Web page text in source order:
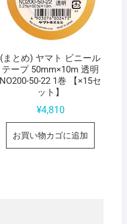
(まとめ) ヤマト ビニール
テープ 50mm×10m 透明
NO200-50-22 1巻 【×15セ
ット】
¥4,810
お買い物カゴに追加